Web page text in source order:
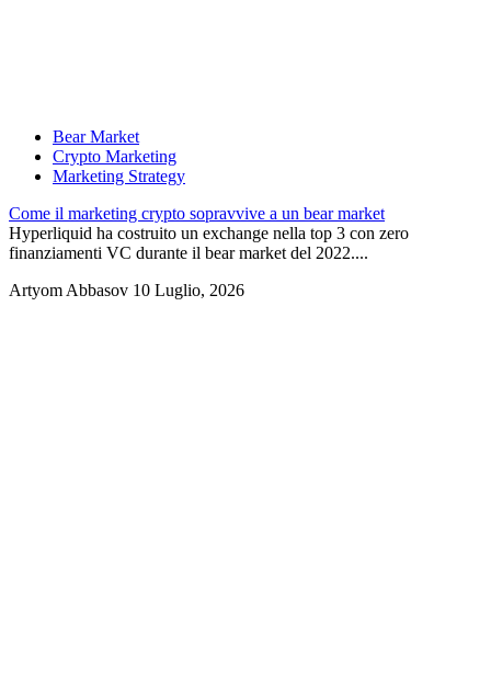
Bear Market
Crypto Marketing
Marketing Strategy
Come il marketing crypto sopravvive a un bear market
Hyperliquid ha costruito un exchange nella top 3 con zero
finanziamenti VC durante il bear market del 2022....
Artyom Abbasov 10 Luglio, 2026